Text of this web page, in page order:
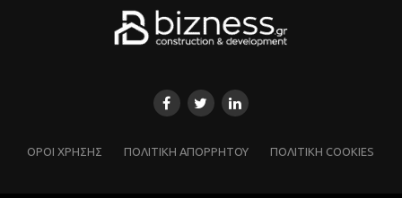
ΌΡΟΙ ΧΡΗΣΗΣ ΠΟΛΙΤΙΚΗ ΑΠΟΡΡΗΤΟΥ ΠΟΛΙΤΙΚΗ COOKIES